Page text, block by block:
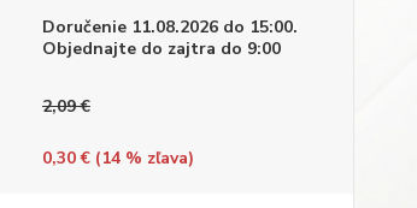
Doručenie 11.08.2026 do 15:00.
Objednajte do zajtra do 9:00
2,09 €
0,30 € (14% zľava)